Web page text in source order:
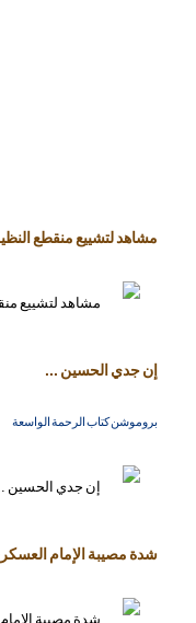
مشاهد لتشييع منقطع النظير
إن جدي الحسين ...
بروموشن كتاب الرحمة الواسعة
شدة مصيبة الإمام